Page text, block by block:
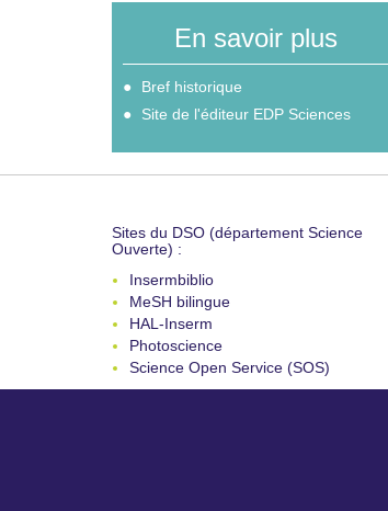
En savoir plus
Bref historique
Site de l'éditeur EDP Sciences
Sites du DSO (département Science
Ouverte) :
Insermbiblio
MeSH bilingue
HAL-Inserm
Photoscience
Science Open Service (SOS)